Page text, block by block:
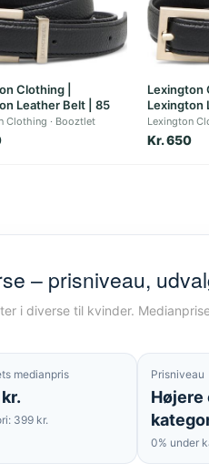
Clothing |
Leather Belt | 85
Clothing Booztlet
Lexington
Lexington
Lexington
Kr. 650
– prisniveau,
i diverse til kvinder.
medianpris
399 kr.
Prisniveau
Højere
0% under